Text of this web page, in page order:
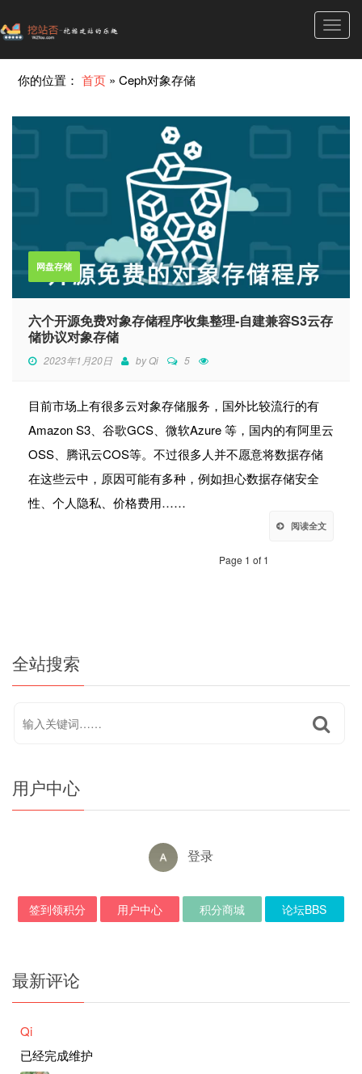
你的位置：首页 »Ceph对象存储
网盘存储
六个开源免费对象存储程序收集整理-自建兼容S3云存
储协议对象存储
2023年1月20日 byQi 5
目前市场上有很多云对象存储服务，国外比较流行的有
Amazon S3、谷歌GCS、微软Azure 等，国内的有阿里云
OSS、腾讯云COS等。不过很多人并不愿意将数据存储
在这些云中，原因可能有多种，例如担心数据存储安全
性、个人隐私、价格费用……
阅读全文
Page 1 of 1
全站搜索
用户中心
登录
签到领积分 用户中心 积分商城 论坛BBS
最新评论
Qi
已经完成维护